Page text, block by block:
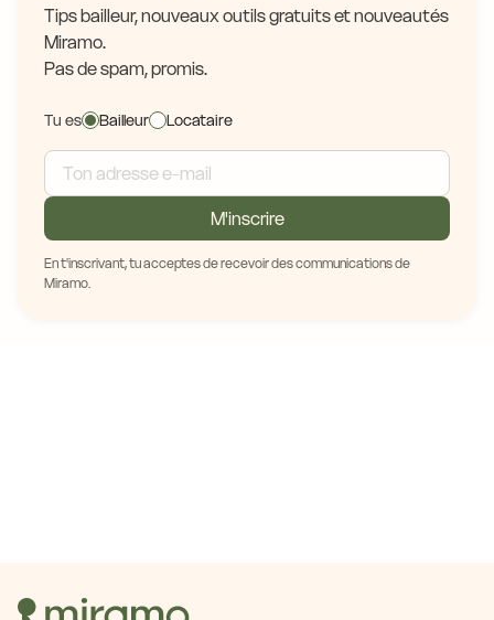
Tips bailleur, nouveaux outils gratuits et nouveautés
Miramo.
Pas de spam, promis.
Tu es Bailleur Locataire
M'inscrire
En t'inscrivant, tu acceptes de recevoir des communications de
Miramo.